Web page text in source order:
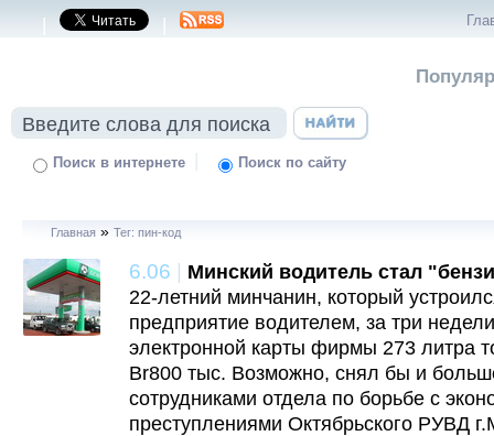
| |
Поиск в интернете | Поиск по сайту
Главная » Тег: пин-код
6.06 | Минский водитель стал
22-летний минчанин, который
предприятие водителем, за три
электронной карты фирмы 273 литра
Br800 тыс. Возможно, снял бы и
сотрудниками отдела по борьбе с
преступлениями Октябрьского РУВД